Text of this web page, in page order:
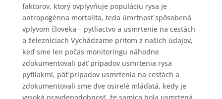
faktorov, ktorý ovplyvňuje populáciu rysa je
antropogénna mortalita, teda úmrtnosť spôsobená
vplyvom človeka – pytliactvo a usmrtenie na cestách
a železniciach Vychádzame pritom z našich údajov,
keď sme len počas monitoringu náhodne
zdokumentovali päť prípadov usmrtenia rysa
pytliakmi, päť prípadov usmrtenia na cestách a
zdokumentovali sme dve osirelé mláďatá, kedy je